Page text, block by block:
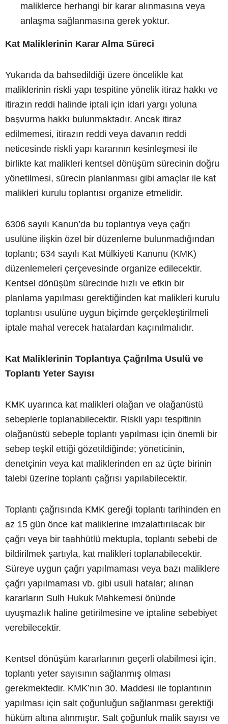
maliklerce herhangi bir karar alınmasına veya
anlaşma sağlanmasına gerek yoktur.
Kat Maliklerinin Karar Alma Süreci
Yukarıda da bahsedildiği üzere öncelikle kat
maliklerinin riskli yapı tespitine yönelik itiraz hakkı ve
itirazın reddi halinde iptali için idari yargı yoluna
başvurma hakkı bulunmaktadır. Ancak itiraz
edilmemesi, itirazın reddi veya davanın reddi
neticesinde riskli yapı kararının kesinleşmesi ile
birlikte kat malikleri kentsel dönüşüm sürecinin doğru
yönetilmesi, sürecin planlanması gibi amaçlar ile kat
malikleri kurulu toplantısı organize etmelidir.
6306 sayılı Kanun’da bu toplantıya veya çağrı
usulüne ilişkin özel bir düzenleme bulunmadığından
toplantı; 634 sayılı Kat Mülkiyeti Kanunu (KMK)
düzenlemeleri çerçevesinde organize edilecektir.
Kentsel dönüşüm sürecinde hızlı ve etkin bir
planlama yapılması gerektiğinden kat malikleri kurulu
toplantısı usulüne uygun biçimde gerçekleştirilmeli
iptale mahal verecek hatalardan kaçınılmalıdır.
Kat Maliklerinin Toplantıya Çağrılma Usulü ve
Toplantı Yeter Sayısı
KMK uyarınca kat malikleri olağan ve olağanüstü
sebeplerle toplanabilecektir. Riskli yapı tespitinin
olağanüstü sebeple toplantı yapılması için önemli bir
sebep teşkil ettiği gözetildiğinde; yöneticinin,
denetçinin veya kat maliklerinden en az üçte birinin
talebi üzerine toplantı çağrısı yapılabilecektir.
Toplantı çağrısında KMK gereği toplantı tarihinden en
az 15 gün önce kat maliklerine imzalattırılacak bir
çağrı veya bir taahhütlü mektupla, toplantı sebebi de
bildirilmek şartıyla, kat malikleri toplanabilecektir.
Süreye uygun çağrı yapılmaması veya bazı maliklere
çağrı yapılmaması vb. gibi usuli hatalar; alınan
kararların Sulh Hukuk Mahkemesi önünde
uyuşmazlık haline getirilmesine ve iptaline sebebiyet
verebilecektir.
Kentsel dönüşüm kararlarının geçerli olabilmesi için,
toplantı yeter sayısının sağlanmış olması
gerekmektedir. KMK’nın 30. Maddesi ile toplantının
yapılması için salt çoğunluğun sağlanması gerektiği
hüküm altına alınmıştır. Salt çoğunluk malik sayısı ve